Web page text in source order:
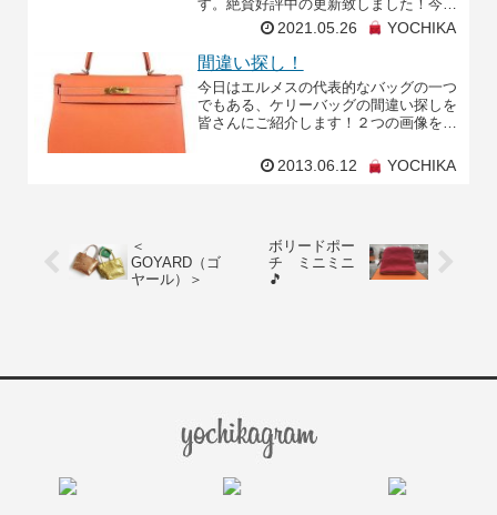
す。絶賛好評中の更新致しました！今回
はエルメスの王道バッグ、バーキンのツ
イリーアレンジです ！【HERMES ツイ
リー】簡単！ チ
2021.05.26 YOCHIKA
間違い探し！
今日はエルメスの代表的なバッグの一つ
でもある、ケリーバッグの間違い探しを
皆さんにご紹介します！２つの画像を良
ト！！！はいっ！１００秒経過しました
ー。終了ーでーす！！！色
2013.06.12 YOCHIKA
＜
GOYARD（ゴ
ヤール）＞
ボリードポー
チ ミニミニ
🎵